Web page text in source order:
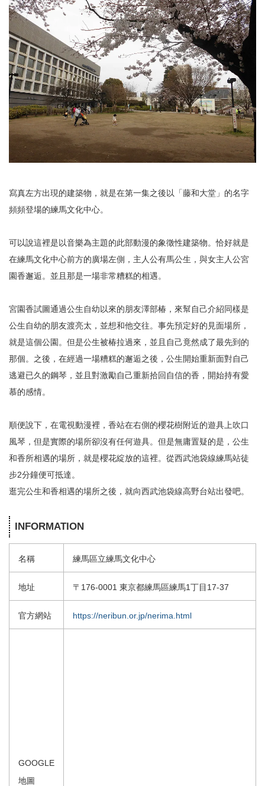
寫真左方出現的建築物，就是在第一集之後以「藤和大堂」的名字
頻頻登場的練馬文化中心。
可以說這裡是以音樂為主題的此部動漫的象徵性建築物。恰好就是
在練馬文化中心前方的廣場左側，主人公有馬公生，與女主人公宮
園香邂逅。並且那是一場非常糟糕的相遇。
宮園香試圖通過公生自幼以來的朋友澤部椿，來幫自己介紹同樣是
公生自幼的朋友渡亮太，並想和他交往。事先預定好的見面場所，
就是這個公園。但是公生被椿拉過來，並且自己竟然成了最先到的
那個。之後，在經過一場糟糕的邂逅之後，公生開始重新面對自己
逃避已久的鋼琴，並且對激勵自己重新拾回自信的香，開始持有愛
慕的感情。
順便說下，在電視動漫裡，香站在右側的櫻花樹附近的遊具上吹口
風琴，但是實際的場所卻沒有任何遊具。但是無庸置疑的是，公生
和香所相遇的場所，就是櫻花綻放的這裡。從西武池袋線練馬站徒
步2分鐘便可抵達。
逛完公生和香相遇的場所之後，就向西武池袋線高野台站出發吧。
INFORMATION
名稱 練馬區立練馬文化中心
地址 〒176-0001 東京都練馬區練馬1丁目17-37
官方網站 https://neribun.or.jp/nerima.html
GOOGLE
地圖